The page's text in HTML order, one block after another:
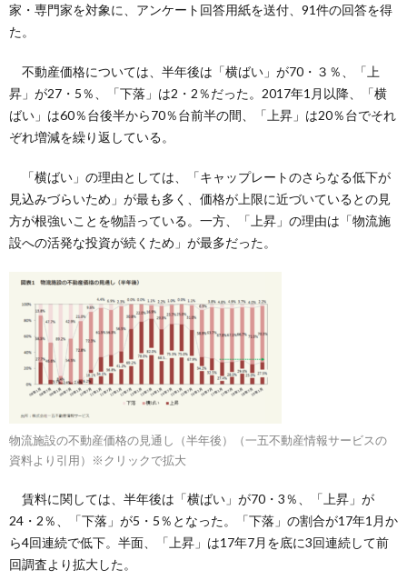
家・専門家を対象に、アンケート回答用紙を送付、91件の回答を得
た。
不動産価格については、半年後は「横ばい」が70・３％、「上
昇」が27・5％、「下落」は2・2％だった。2017年1月以降、「横
ばい」は60％台後半から70％台前半の間、「上昇」は20％台でそれ
ぞれ増減を繰り返している。
「横ばい」の理由としては、「キャップレートのさらなる低下が
見込みづらいため」が最も多く、価格が上限に近づいているとの見
方が根強いことを物語っている。一方、「上昇」の理由は「物流施
設への活発な投資が続くため」が最多だった。
物流施設の不動産価格の見通し（半年後）（一五不動産情報サービスの
資料より引用）※クリックで拡大
賃料に関しては、半年後は「横ばい」が70・3％、「上昇」が
24・2％、「下落」が5・5％となった。「下落」の割合が17年1月か
ら4回連続で低下。半面、「上昇」は17年7月を底に3回連続して前
回調査より拡大した。